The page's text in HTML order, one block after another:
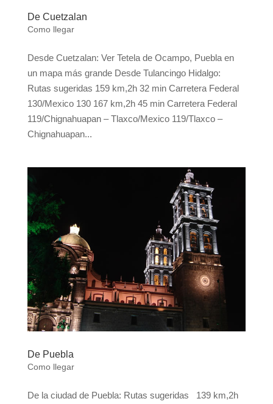
De Cuetzalan
Como llegar
Desde Cuetzalan: Ver Tetela de Ocampo, Puebla en
un mapa más grande Desde Tulancingo Hidalgo:
Rutas sugeridas 159 km,2h 32 min Carretera Federal
130/Mexico 130 167 km,2h 45 min Carretera Federal
119/Chignahuapan – Tlaxco/Mexico 119/Tlaxco –
Chignahuapan...
De Puebla
Como llegar
De la ciudad de Puebla: Rutas sugeridas 139 km,2h